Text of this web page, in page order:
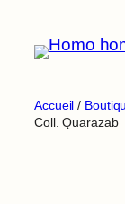
contenu
Accueil /
Coll. Quarazab